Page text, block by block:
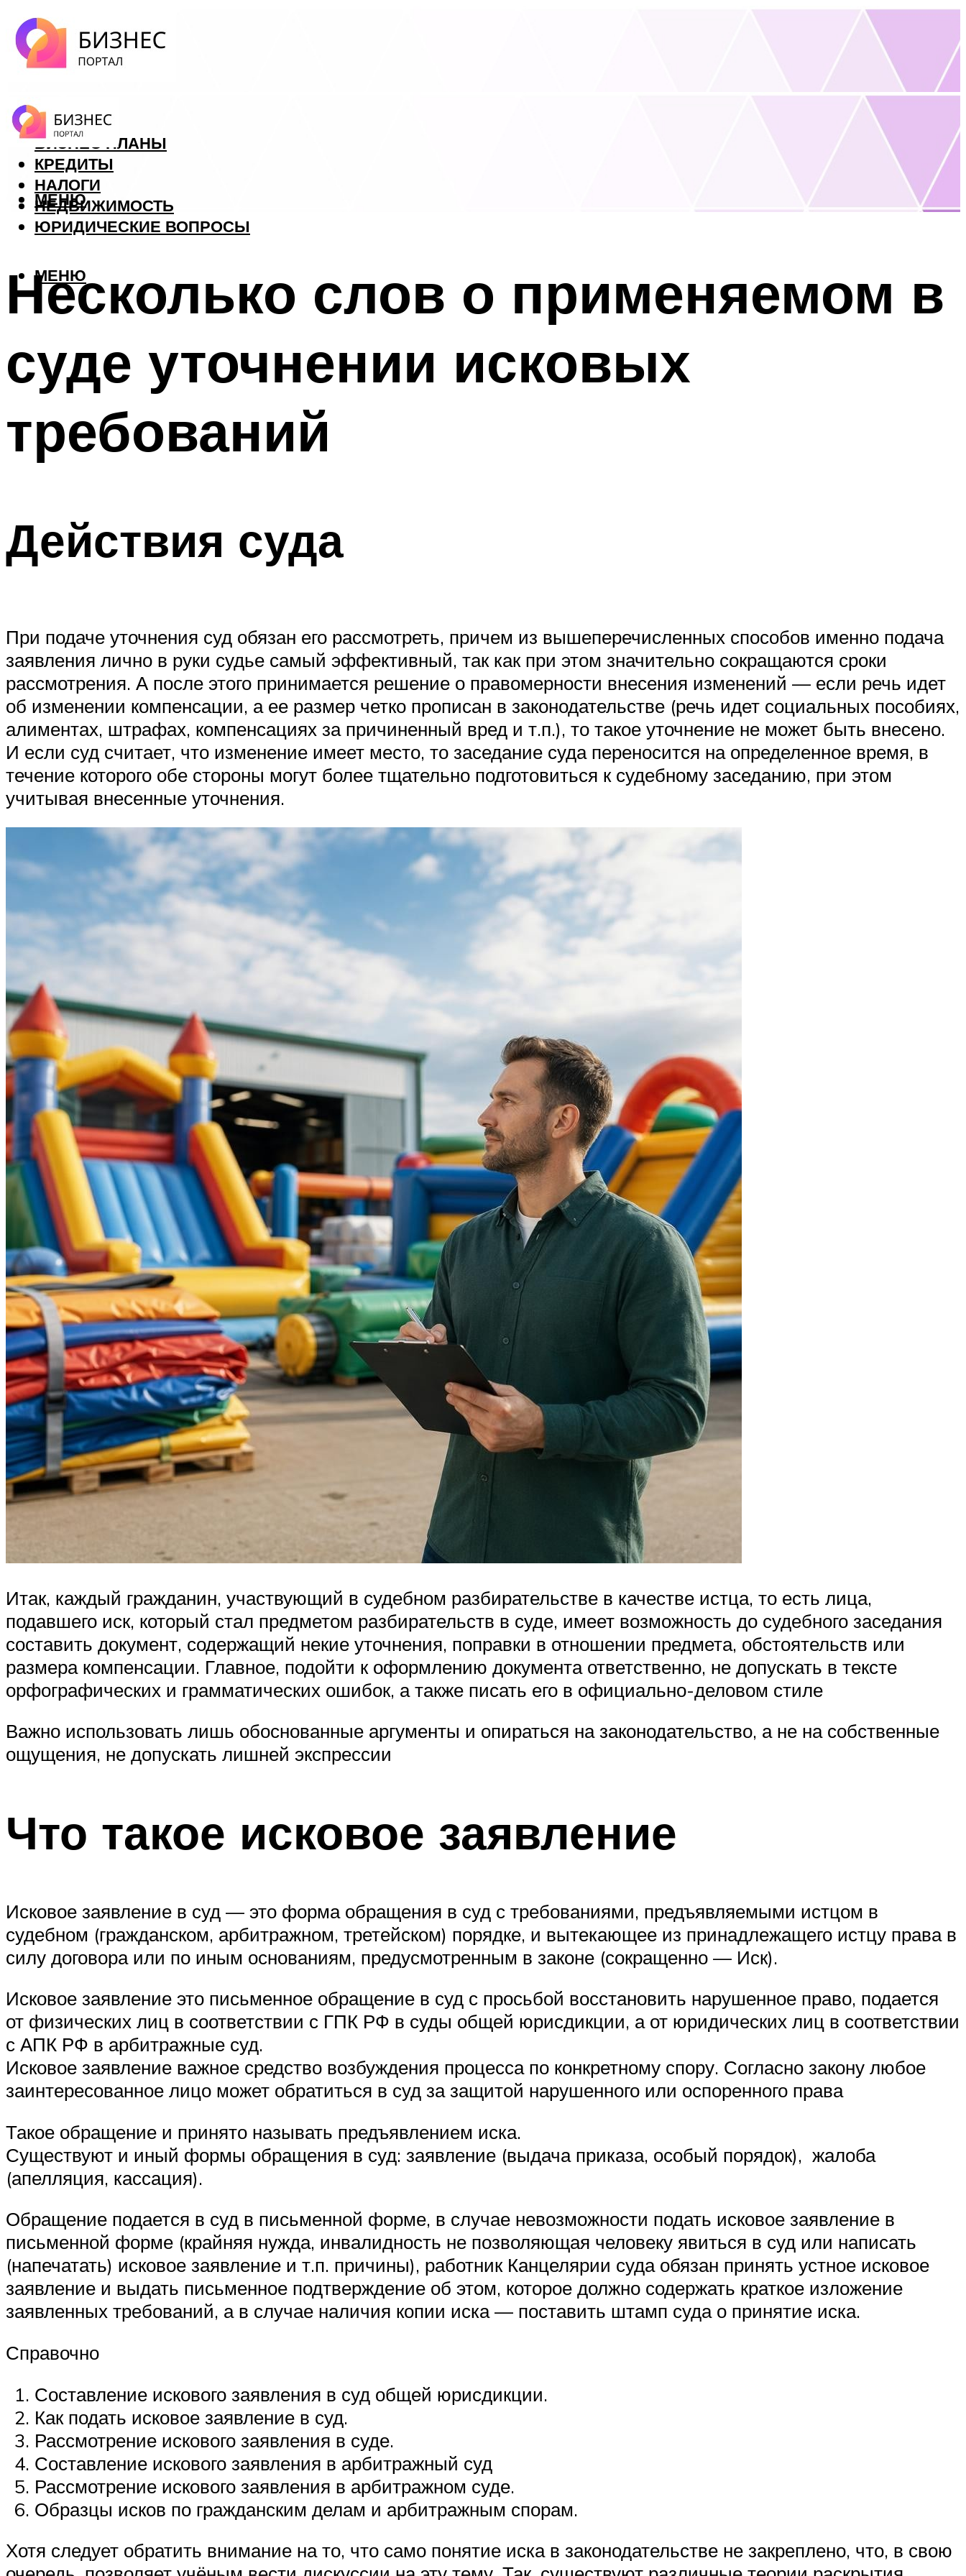
ФОРЕКС
БИЗНЕС ПЛАНЫ
КРЕДИТЫ
НАЛОГИ
НЕДВИЖИМОСТЬ
ЮРИДИЧЕСКИЕ ВОПРОСЫ
МЕНЮ
МЕНЮ
Несколько слов о применяемом в
суде уточнении исковых
требований
Действия суда
При подаче уточнения суд обязан его рассмотреть, причем из вышеперечисленных способов именно подача
заявления лично в руки судье самый эффективный, так как при этом значительно сокращаются сроки
рассмотрения. А после этого принимается решение о правомерности внесения изменений — если речь идет
об изменении компенсации, а ее размер четко прописан в законодательстве (речь идет социальных пособиях,
алиментах, штрафах, компенсациях за причиненный вред и т.п.), то такое уточнение не может быть внесено.
И если суд считает, что изменение имеет место, то заседание суда переносится на определенное время, в
течение которого обе стороны могут более тщательно подготовиться к судебному заседанию, при этом
учитывая внесенные уточнения.
Итак, каждый гражданин, участвующий в судебном разбирательстве в качестве истца, то есть лица,
подавшего иск, который стал предметом разбирательств в суде, имеет возможность до судебного заседания
составить документ, содержащий некие уточнения, поправки в отношении предмета, обстоятельств или
размера компенсации. Главное, подойти к оформлению документа ответственно, не допускать в тексте
орфографических и грамматических ошибок, а также писать его в официально-деловом стиле
Важно использовать лишь обоснованные аргументы и опираться на законодательство, а не на собственные
ощущения, не допускать лишней экспрессии
Что такое исковое заявление
Исковое заявление в суд — это форма обращения в суд с требованиями, предъявляемыми истцом в
судебном (гражданском, арбитражном, третейском) порядке, и вытекающее из принадлежащего истцу права в
силу договора или по иным основаниям, предусмотренным в законе (сокращенно — Иск).
Исковое заявление это письменное обращение в суд с просьбой восстановить нарушенное право, подается
от физических лиц в соответствии с ГПК РФ в суды общей юрисдикции, а от юридических лиц в соответствии
с АПК РФ в арбитражные суд.
Исковое заявление важное средство возбуждения процесса по конкретному спору. Согласно закону любое
заинтересованное лицо может обратиться в суд за защитой нарушенного или оспоренного права
Такое обращение и принято называть предъявлением иска.
Существуют и иный формы обращения в суд: заявление (выдача приказа, особый порядок), жалоба
(апелляция, кассация).
Обращение подается в суд в письменной форме, в случае невозможности подать исковое заявление в
письменной форме (крайняя нужда, инвалидность не позволяющая человеку явиться в суд или написать
(напечатать) исковое заявление и т.п. причины), работник Канцелярии суда обязан принять устное исковое
заявление и выдать письменное подтверждение об этом, которое должно содержать краткое изложение
заявленных требований, а в случае наличия копии иска — поставить штамп суда о принятие иска.
Справочно
Составление искового заявления в суд общей юрисдикции.
Как подать исковое заявление в суд.
Рассмотрение искового заявления в суде.
Составление искового заявления в арбитражный суд
Рассмотрение искового заявления в арбитражном суде.
Образцы исков по гражданским делам и арбитражным спорам.
Хотя следует обратить внимание на то, что само понятие иска в законодательстве не закреплено, что, в свою